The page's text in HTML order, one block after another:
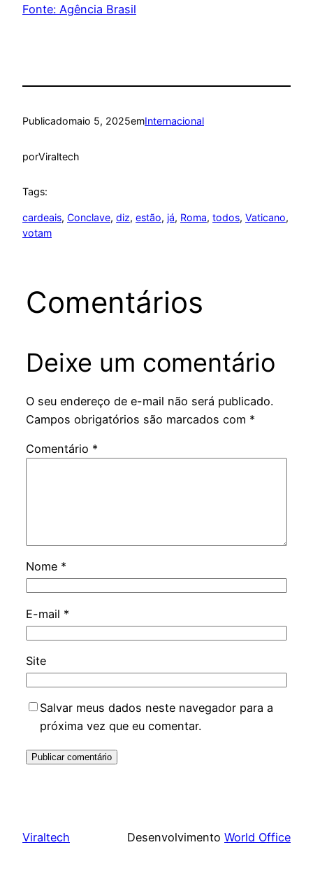
Fonte: Agência Brasil
Publicadomaio 5, 2025emInternacional
porViraltech
Tags:
cardeais, Conclave, diz, estão, já, Roma, todos, Vaticano
votam
Comentários
Deixe um comentário
O seu endereço de e-mail não será publicado.
Campos obrigatórios são marcados com *
Comentário *
Nome *
E-mail *
Site
Salvar meus dados neste navegador para a
próxima vez que eu comentar.
Viraltech Desenvolvimento World Office